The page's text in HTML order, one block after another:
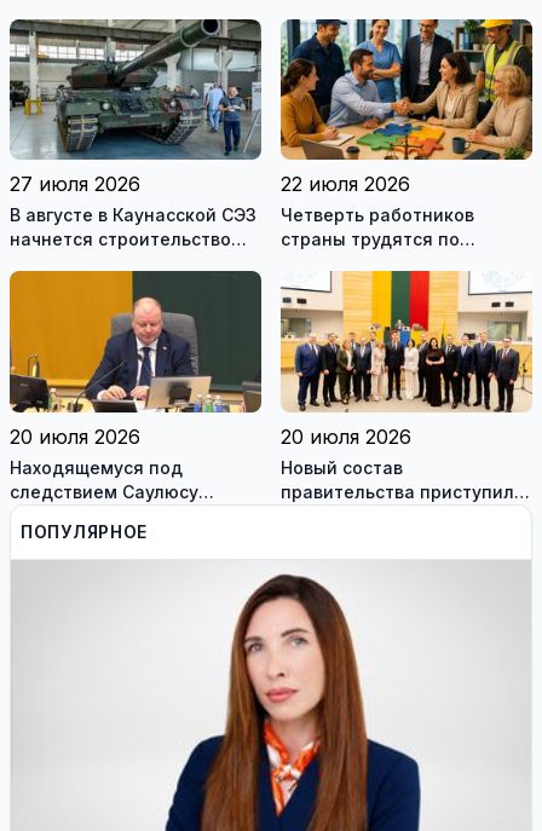
27 июля 2026
В августе в Каунасской СЭЗ
начнется строительство
22 июля 2026
Четверть работников
страны трудятся по
это выгодно и
сотрудникам, и
работодателям
20 июля 2026
Находящемуся под
следствием Саулюсу
Сквернялису временно
разрешили выехать за
границу
20 июля 2026
Новый состав
правительства приступил к
ПОПУЛЯРНОЕ